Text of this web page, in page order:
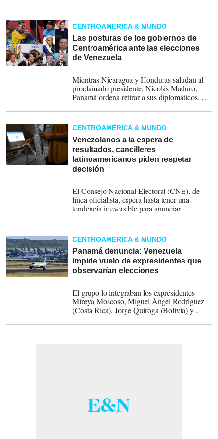
presidente de Colombia, Gustavo Petro,
afirmó este sábado que su Gobierno no
escatimará esfuerzos para descubrir a los
mandantes del atentado.
CENTROAMÉRICA & MUNDO
Las posturas de los gobiernos de
Centroamérica ante las elecciones
de Venezuela
Mientras Nicaragua y Honduras saludan al
proclamado presidente, Nicolás Maduro;
Panamá ordena retirar a sus diplomáticos. El
CENTROAMÉRICA & MUNDO
Venezolanos a la espera de
resultados, cancilleres
latinoamericanos piden respetar
decisión
El Consejo Nacional Electoral (CNE), de
línea oficialista, espera hasta tener una
tendencia irreversible para anunciar
No da informes parciales.
CENTROAMÉRICA & MUNDO
Panamá denuncia: Venezuela
impide vuelo de expresidentes que
observarían elecciones
El grupo lo integraban los expresidentes
Mireya Moscoso, Miguel Ángel Rodríguez
(Costa Rica), Jorge Quiroga (Bolivia) y
Iniciativa Democrática de España y las